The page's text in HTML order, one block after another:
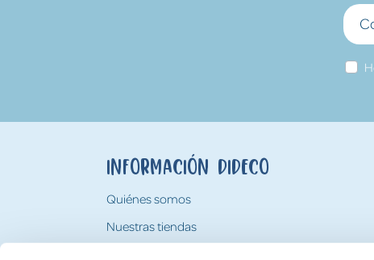
Información Dideco
Quiénes somos
Nuestras tiendas